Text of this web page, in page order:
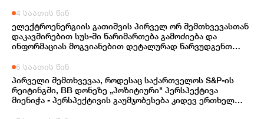
4 საათის წინ
ელექტროენერგიის გათიშვის პირველ ორ შემთხვევასთან
დაკავშირებით სუს-ში წარიმართება გამოძიება და
ინფორმაციას მოგვიანებით დეტალურად წარვუდგენთ
მიზეზი - კონკრეტული სარეაბილიტაციო სამუშაოები
ენგურჰესზე - ირაკლი კობახიძე
6 საათის წინ
პირველი შემთხვევაა, როდესაც საქართველოს S&P-ის
რეიტინგში, BB დონეზე „პოზიტიური" პერსპექტივა
მიენიჭა - პერსპექტივის გაუმჯობესება კიდევ ერთხელ